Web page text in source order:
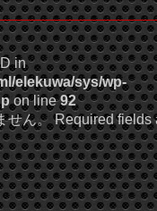
in
elekuwa/sys/wp-
on line92
せん。 Required fields